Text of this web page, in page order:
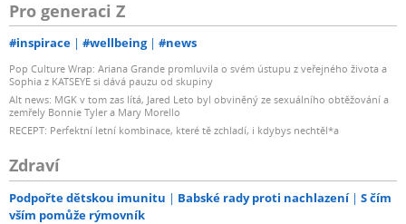
Pro generaci Z
#inspirace #wellbeing #news
Pop Culture Wrap: Ariana Grande promluvila o svém ústupu z veřejného života a
Sophia z KATSEYE si dává pauzu od skupiny
Alt news: MGK v tom zas lítá, Jared Leto byl obviněný ze sexuálního obtěžování a
zemřely Bonnie Tyler a Mary Morello
RECEPT: Perfektní letní kombinace, které tě zchladí, i kdybys nechtěl*a
Zdraví
Podpořte dětskou imunitu Babské rady proti nachlazení
S čím
vším pomůže rýmovník